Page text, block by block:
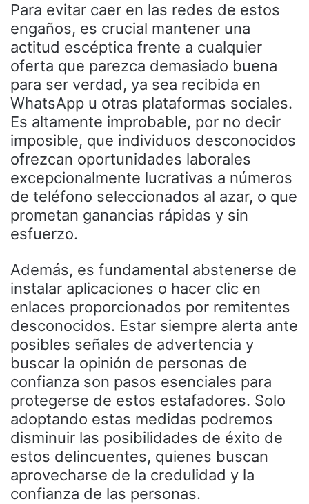
Para evitar caer en las redes de estos
engaños, es crucial mantener una
actitud escéptica frente a cualquier
oferta que parezca demasiado buena
para ser verdad, ya sea recibida en
WhatsApp u otras plataformas sociales.
Es altamente improbable, por no decir
imposible, que individuos desconocidos
ofrezcan oportunidades laborales
excepcionalmente lucrativas a números
de teléfono seleccionados al azar, o que
prometan ganancias rápidas y sin
esfuerzo.
Además, es fundamental abstenerse de
instalar aplicaciones o hacer clic en
enlaces proporcionados por remitentes
desconocidos. Estar siempre alerta ante
posibles señales de advertencia y
buscar la opinión de personas de
confianza son pasos esenciales para
protegerse de estos estafadores. Solo
adoptando estas medidas podremos
disminuir las posibilidades de éxito de
estos delincuentes, quienes buscan
aprovecharse de la credulidad y la
confianza de las personas.